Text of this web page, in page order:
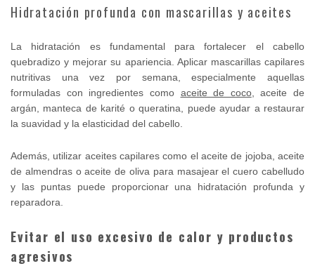
Hidratación profunda con mascarillas y aceites
La hidratación es fundamental para fortalecer el cabello
quebradizo y mejorar su apariencia. Aplicar mascarillas capilares
nutritivas una vez por semana, especialmente aquellas
formuladas con ingredientes como aceite de coco, aceite de
argán, manteca de karité o queratina, puede ayudar a restaurar
la suavidad y la elasticidad del cabello.
Además, utilizar aceites capilares como el aceite de jojoba, aceite
de almendras o aceite de oliva para masajear el cuero cabelludo
y las puntas puede proporcionar una hidratación profunda y
reparadora.
Evitar el uso excesivo de calor y productos
agresivos